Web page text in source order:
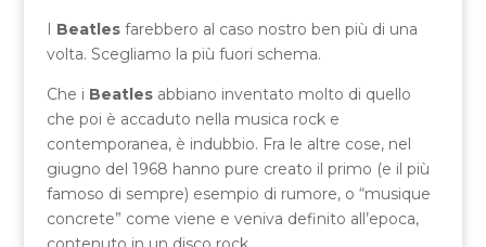
I Beatles farebbero al caso nostro ben più di una
volta. Scegliamo la più fuori schema.
Che i Beatles abbiano inventato molto di quello
che poi è accaduto nella musica rock e
contemporanea, è indubbio. Fra le altre cose, nel
giugno del 1968 hanno pure creato il primo (e il più
famoso di sempre) esempio di rumore, o “musique
concrete” come viene e veniva definito all’epoca,